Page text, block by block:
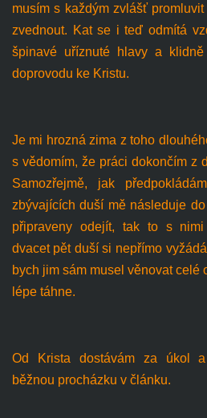
musím s každým zvlášť
zvednout. Kat se i teď odmítá
špinavé uříznuté hlavy a
doprovodu ke Kristu.
Je mi hrozná zima z toho
s vědomím, že práci dokončím z
Samozřejmě, jak
zbývajících duší mě následuje
připraveny odejít, tak to s
dvacet pět duší si nepřímo
bych jim sám musel věnovat celé
lépe táhne.
Od Krista dostávám za úkol
běžnou procházku v článku.